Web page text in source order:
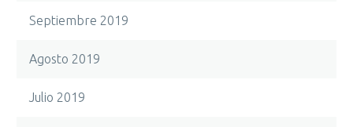
Septiembre 2019
Agosto 2019
Julio 2019